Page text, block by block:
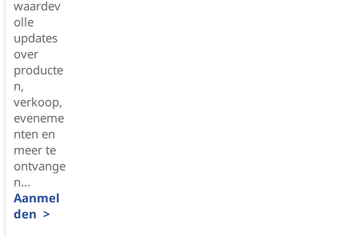
waardev
olle
updates
over
producte
n,
verkoop,
eveneme
nten en
meer te
ontvange
n...
Aanmel
den >